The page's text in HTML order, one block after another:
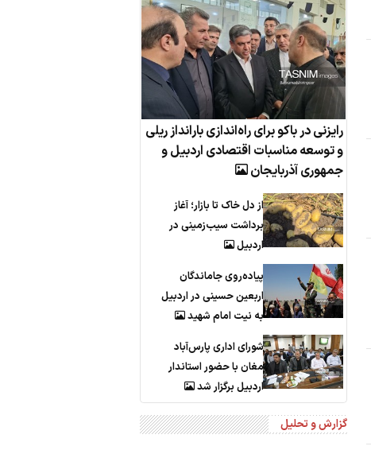
رایزنی در باکو برای راه‌اندازی بارانداز ریلی
و توسعه مناسبات اقتصادی اردبیل و
جمهوری آذربایجان
از دل خاک تا بازار؛ آغاز
برداشت سیب‌زمینی در
اردبیل
پیاده‌روی جاماندگان
اربعین حسینی در اردبیل
به نیت امام شهید
شورای اداری پارس‌آباد
مغان با حضور استاندار
اردبیل برگزار شد
گزارش و تحلیل